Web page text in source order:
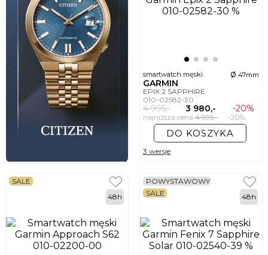
smartwatch męski ø 47mm
GARMIN
EPIX 2 SAPPHIRE
010-02582-30
4 995,- 3 980,- -20%
najniższa cena 4 995,- -20%
DO KOSZYKA
3 wersje
SALE
48h
POWYSTAWOWY
SALE
48h